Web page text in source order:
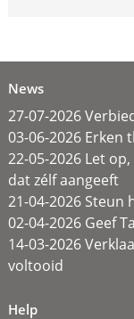
News
27-07-2026
03-06-2026
22-05-2026 Let
dat zélf aangeeft
21-04-2026 Steun
02-04-2026 Geef
14-03-2026
voltooid
Help